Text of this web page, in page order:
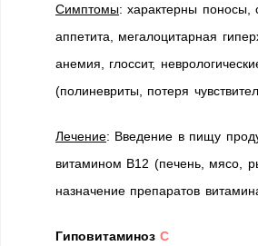
Симптомы: характерны поносы,
аппетита, мегалоцитарная
анемия, глоссит,
(полиневриты, потеря
Лечение: Введение в пищу
витамином В12 (печень, мясо,
назначение препаратов
ГиповитаминозС